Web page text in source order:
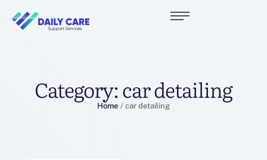
Category:car detailing
Home / car detailing